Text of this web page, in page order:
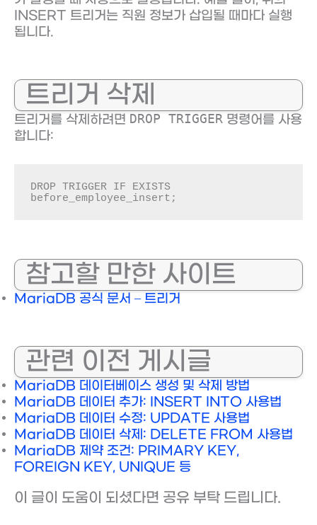
INSERT 트리거는 직원 정보가 삽입될 때마다 실행
됩니다.
트리거 삭제
트리거를 삭제하려면 DROP TRIGGER 명령어를 사용
합니다:
DROP TRIGGER IF EXISTS
before_employee_insert;
참고할 만한 사이트
MariaDB 공식 문서 – 트리거
관련 이전 게시글
MariaDB 데이터베이스 생성 및 삭제 방법
MariaDB 데이터 추가: INSERT INTO 사용법
MariaDB 데이터 수정: UPDATE 사용법
MariaDB 데이터 삭제: DELETE FROM 사용법
MariaDB 제약 조건: PRIMARY KEY,
FOREIGN KEY, UNIQUE 등
이 글이 도움이 되셨다면 공유 부탁 드립니다.